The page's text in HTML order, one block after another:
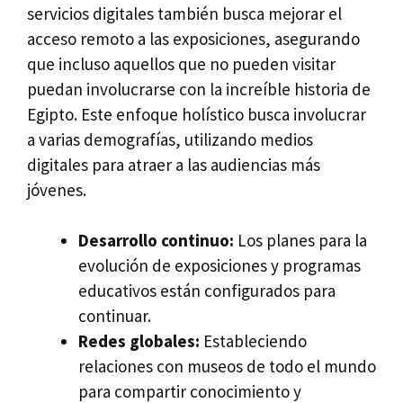
servicios digitales también busca mejorar el
acceso remoto a las exposiciones, asegurando
que incluso aquellos que no pueden visitar
puedan involucrarse con la increíble historia de
Egipto. Este enfoque holístico busca involucrar
a varias demografías, utilizando medios
digitales para atraer a las audiencias más
jóvenes.
Desarrollo continuo: Los planes para la
evolución de exposiciones y programas
educativos están configurados para
continuar.
Redes globales: Estableciendo
relaciones con museos de todo el mundo
para compartir conocimiento y